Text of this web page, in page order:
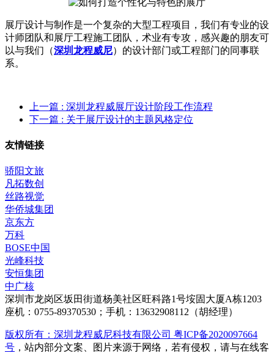
展厅设计与制作是一个复杂的大型工程项目，我们有专业的设
计师团队和展厅工程施工团队，术业有专攻，感兴趣的朋友可
以与我们（深圳龙程威尼）的设计部门或工程部门的同事联
系。
上一篇 : 深圳龙程威展厅设计阶段工作流程
下一篇 : 关于展厅设计的主题风格定位
友情链接
骄阳文旅
凡拓数创
丝路视觉
华侨城集团
京东方
万科
BOSE中国
光峰科技
安恒集团
中广核
深圳市龙岗区坂田街道杨美社区旺科路1号垵固大厦A栋1203
座机：0755-89370530；手机：13632908112（胡经理）
版权所有：深圳龙程威尼科技有限公司 粤ICP备2020097664
号 ，站内部分文案、图片来源于网络，若有侵权，请与在线客